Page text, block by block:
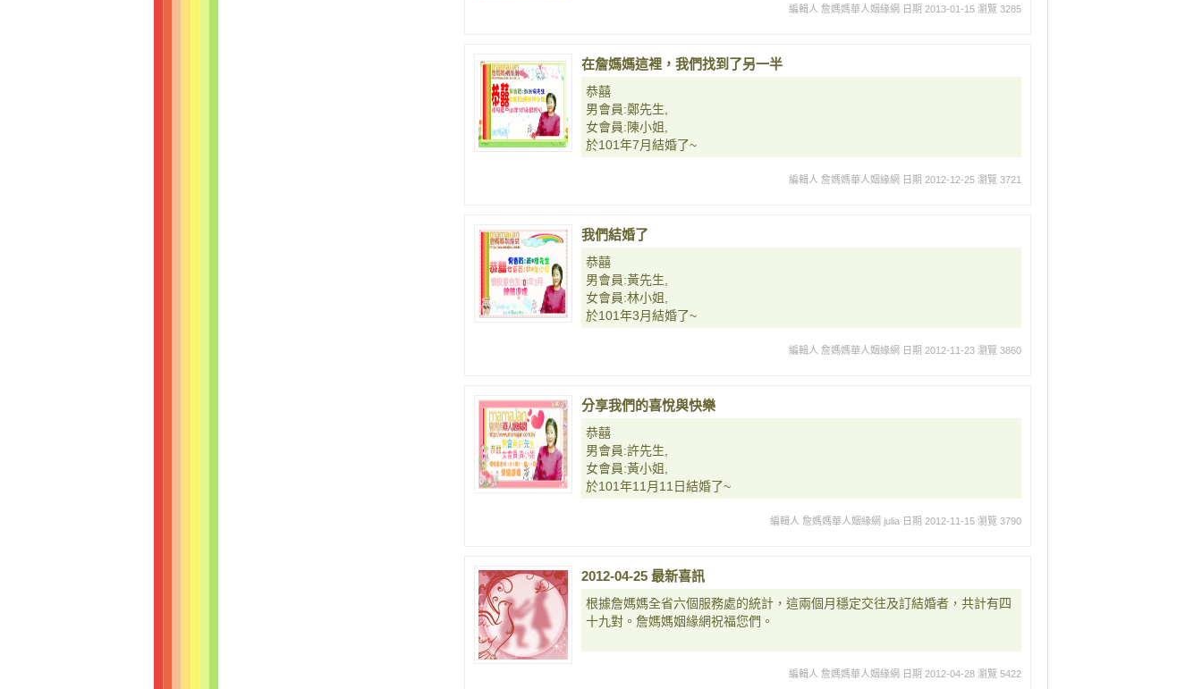
編輯人 詹媽媽華人姻緣網 日期 2013-01-15 瀏覽 3285
在詹媽媽這裡，我們找到了另一半
恭囍
男會員:鄭先生,
女會員:陳小姐,
於101年7月結婚了~
編輯人 詹媽媽華人姻緣網 日期 2012-12-25 瀏覽 3721
我們結婚了
恭囍
男會員:黃先生,
女會員:林小姐,
於101年3月結婚了~
編輯人 詹媽媽華人姻緣網 日期 2012-11-23 瀏覽 3860
分享我們的喜悅與快樂
恭囍
男會員:許先生,
女會員:黃小姐,
於101年11月11日結婚了~
編輯人 詹媽媽華人姻緣網 julia 日期 2012-11-15 瀏覽 3790
2012-04-25 最新喜訊
根據詹媽媽全省六個服務處的統計，這兩個月穩定交往及訂結婚者，共計有四
十九對。詹媽媽姻緣網祝福您們。
編輯人 詹媽媽華人姻緣網 日期 2012-04-28 瀏覽 5422